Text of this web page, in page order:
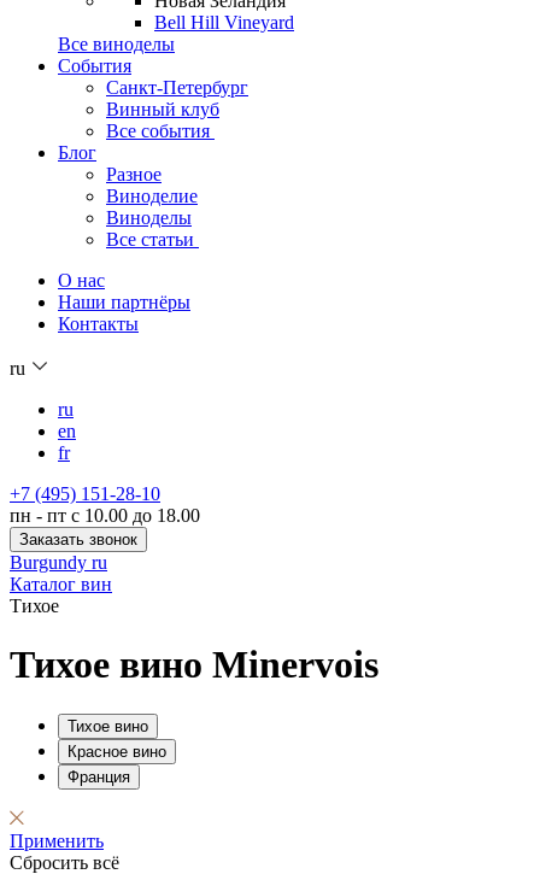
Bell Hill Vineyard
Все виноделы
События
Санкт-Петербург
Винный клуб
Все события
Блог
Разное
Виноделие
Виноделы
Все статьи
О нас
Наши партнёры
Контакты
ru
ru
en
fr
+7 (495) 151-28-10
пн - пт с 10.00 до 18.00
Заказать звонок
Burgundy ru
Каталог вин
Тихое
Тихое вино Minervois
Тихое вино
Красное вино
Франция
Применить
Сбросить всё